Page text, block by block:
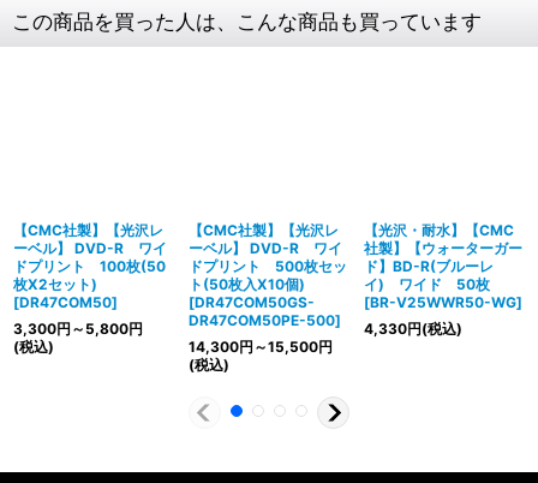
この商品を買った人は、こんな商品も買っています
【CMC社製】【光沢レ
ーベル】 DVD-R ワイ
ドプリント 100枚(50
枚X2セット)
[DR47COM50]
3,300円 ～5,800円
(税込)
【CMC社製】【光沢レ
ーベル】 DVD-R ワイ
ドプリント 500枚セッ
ト(50枚入X10個)
[DR47COM50GS-
DR47COM50PE-500]
14,300円 ～15,500円
(税込)
【光沢・耐水】【CMC
社製】【ウォーターガー
ド】BD-R(ブルーレ
イ) ワイド 50枚
[BR-V25WWR50-WG]
4,330円(税込)